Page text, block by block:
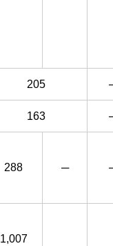
205
163
288 ─
1,007